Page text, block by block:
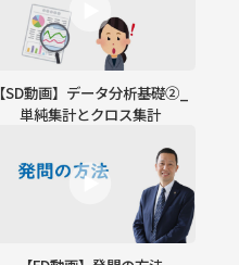
【SD動画】データ分析基礎②_
単純集計とクロス集計